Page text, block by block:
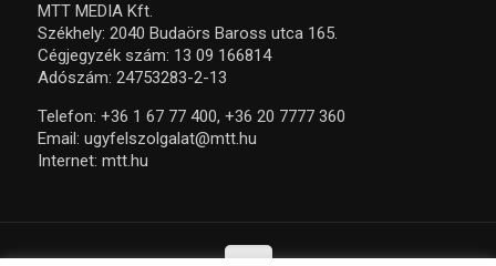
MTT MEDIA Kft.
Székhely: 2040 Budaörs Baross utca 165.
Cégjegyzék szám: 13 09 166814
Adószám: 24753283-2-13
Telefon: +36 1 67 77 400, +36 20 7777 360
Email: ugyfelszolgalat@mtt.hu
Internet: mtt.hu